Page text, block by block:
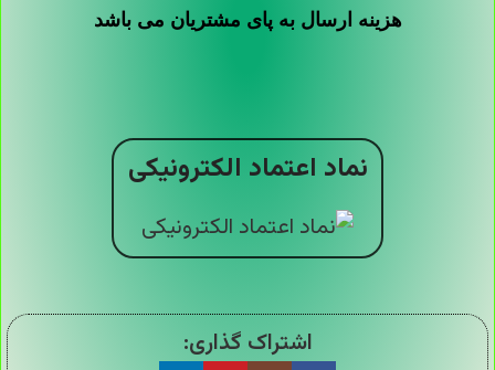
هزینه ارسال به پای مشتریان می باشد
نماد اعتماد الکترونیکی
اشتراک گذاری: